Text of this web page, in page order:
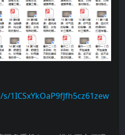
1ICSxYkOaP9fJfh5cz61zew